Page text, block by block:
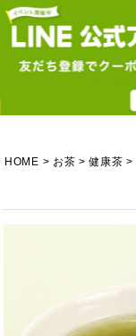
HOME お茶 健康茶